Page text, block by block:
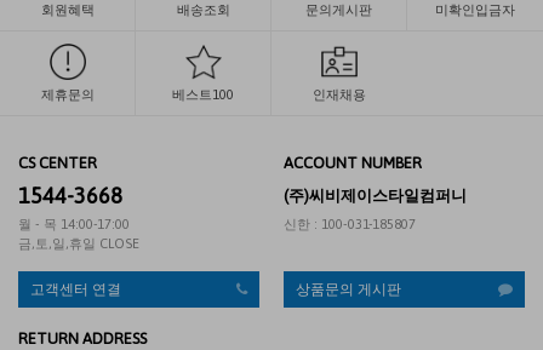
회원혜택 배송조회 문의게시판 미확인입금자
제휴문의 베스트100 인재채용
CS CENTER
1544-3668
월 - 목 14:00-17:00
금,토,일,휴일 CLOSE
ACCOUNT NUMBER
(주)씨비제이스타일컴퍼니
신한 : 100-031-185807
고객센터 연결 상품문의 게시판
RETURN ADDRESS